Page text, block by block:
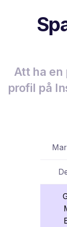
Att ha
profil på